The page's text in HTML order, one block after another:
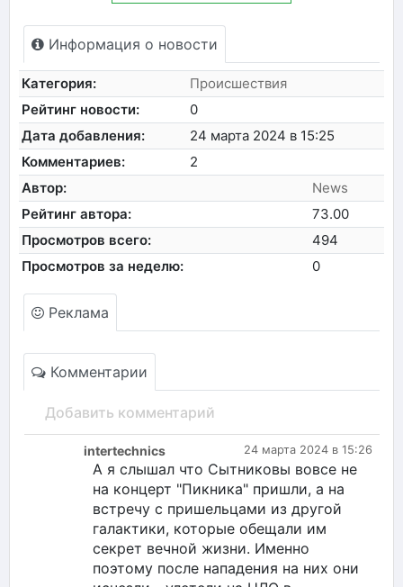
Информация о новости
Категория:
Происшествия
Рейтинг новости:
0
Дата добавления:
24 марта 2024 в 15:25
Комментариев:
2
Автор:
News
Рейтинг автора:
73.00
Просмотров всего:
494
Просмотров за неделю:
0
Реклама
Комментарии
Добавить комментарий
24 марта 2024 в 15:26
intertechnics
А я слышал что Сытниковы вовсе не
на концерт "Пикника" пришли, а на
встречу с пришельцами из другой
галактики, которые обещали им
секрет вечной жизни. Именно
поэтому после нападения на них они